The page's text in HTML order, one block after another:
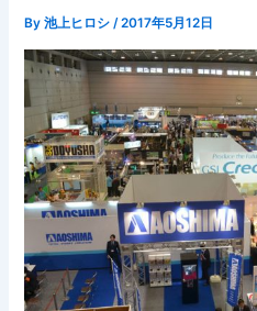
By池上ヒロシ/2017年5月12日